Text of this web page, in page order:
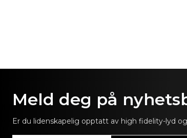
Meld deg på
Er du lidenskapelig opptatt av high fidelity-lyd